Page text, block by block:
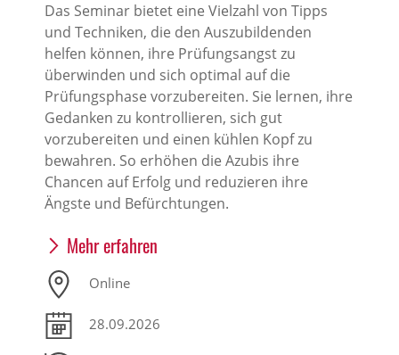
Das Seminar bietet eine Vielzahl von Tipps
und Techniken, die den Auszubildenden
helfen können, ihre Prüfungsangst zu
überwinden und sich optimal auf die
Prüfungsphase vorzubereiten. Sie lernen, ihre
Gedanken zu kontrollieren, sich gut
vorzubereiten und einen kühlen Kopf zu
bewahren. So erhöhen die Azubis ihre
Chancen auf Erfolg und reduzieren ihre
Ängste und Befürchtungen.
Mehr erfahren
Online
28.09.2026